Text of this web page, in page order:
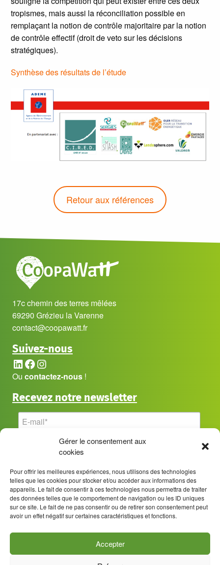
Gérer le consentement aux
cookies
Pour offrir les meilleures expériences, nous utilisons des technologies
telles que les cookies pour stocker et/ou accéder aux informations des
appareils. Le fait de consentir à ces technologies nous permettra de traiter
des données telles que le comportement de navigation ou les ID uniques
sur ce site. Le fait de ne pas consentir ou de retirer son consentement peut
avoir un effet négatif sur certaines caractéristiques et fonctions.
Accepter
tropismes, mais aussi la réconciliation possible en
remplaçant la notion de contrôle majoritaire par la notion
de contrôle effectif (droit de veto sur les décisions
stratégiques).
Synthèse des résultats de l’étude
Retour aux références
17c chemin des terres mêlées
69290 Grézieu la Varenne
contact@coopawatt.fr
Suivez-nous
LinkedIn
Facebook
Instagram
Ou contactez-nous !
Recevez notre newsletter